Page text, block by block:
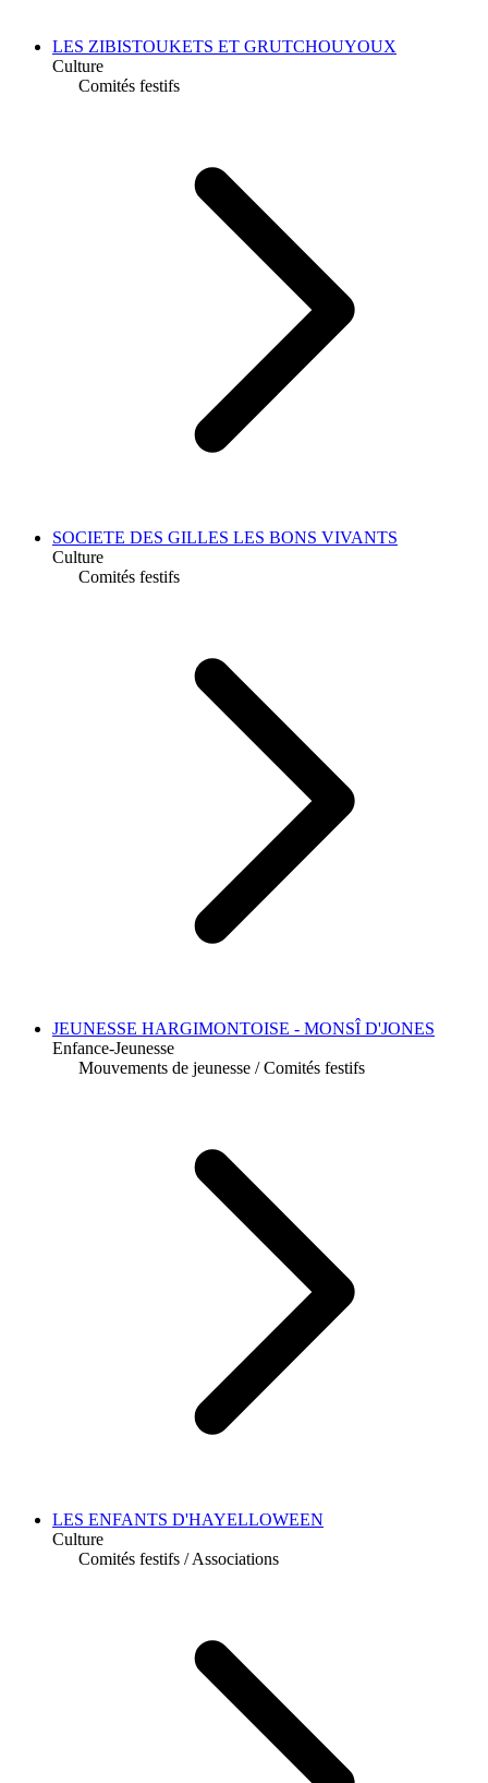
LES ZIBISTOUKETS ET GRUTCHOUYOUX
Culture
Comités festifs
SOCIETE DES GILLES LES BONS VIVANTS
Culture
Comités festifs
JEUNESSE HARGIMONTOISE - MONSÎ D'JONES
Enfance-Jeunesse
Mouvements de jeunesse / Comités festifs
LES ENFANTS D'HAYELLOWEEN
Culture
Comités festifs / Associations